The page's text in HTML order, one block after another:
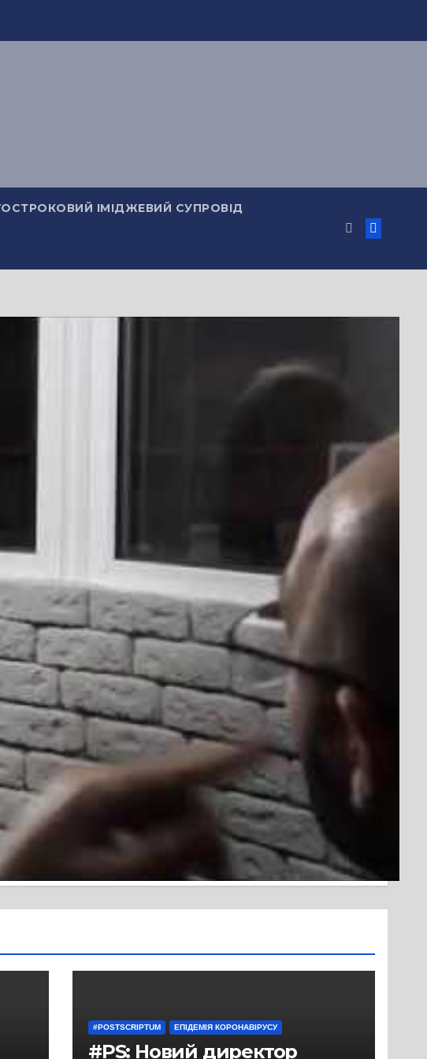
ІМІДЖЕВИЙ СУПРОВІД
революцію?
в ефірі нової програми телеканалу Антена.
Лугеря та Олег Бурячок поспілкувалися про
для ветеранів та військових від нової влади
#POSTSCRIPTUM ЕПІДЕМІЯ КОРОНАВІРУСУ
#PS: Новий директор